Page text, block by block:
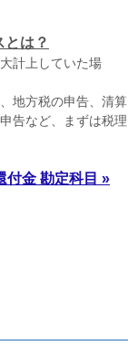
は？
計上していた場
地方税の申告、清算
告など、まずは税理
付金 勘定科目 »